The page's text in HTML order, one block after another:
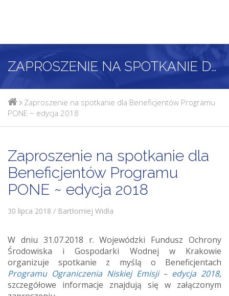
ZAPROSZENIE NA SPOTKANIE DLA BENEFICJENTÓW PROGRAMU PONE ~ EDYCJA 2018
Zaproszenie na spotkanie dla Beneficjentów Programu
PONE ~ edycja 2018
Zaproszenie na spotkanie dla
Beneficjentów Programu
PONE ~ edycja 2018
30 lipca 2018 / Bartłomiej Widła
W dniu 31.07.2018 r. Wojewódzki Fundusz Ochrony
Środowiska i Gospodarki Wodnej w Krakowie
organizuje spotkanie z myślą o Beneficjentach
Programu Ograniczenia Niskiej Emisji – edycja 2018,
szczegółowe informacje znajdują się w załączonym